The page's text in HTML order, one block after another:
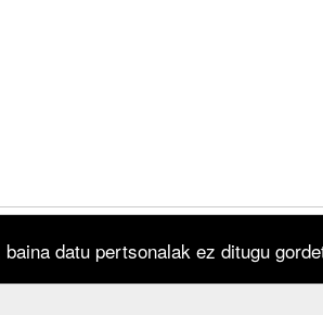
datu pertsonalak ez ditugu